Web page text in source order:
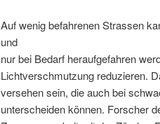
Auf wenig befahrenen Strassen
und
nur bei Bedarf heraufgefahren
Lichtverschmutzung reduzieren.
versehen sein, die auch bei
unterscheiden können. Forscher